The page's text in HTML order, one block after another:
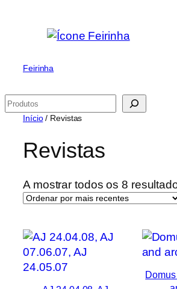
Feirinha
Pesquisar
Início/ Revistas
Revistas
A mostrar todos os 8